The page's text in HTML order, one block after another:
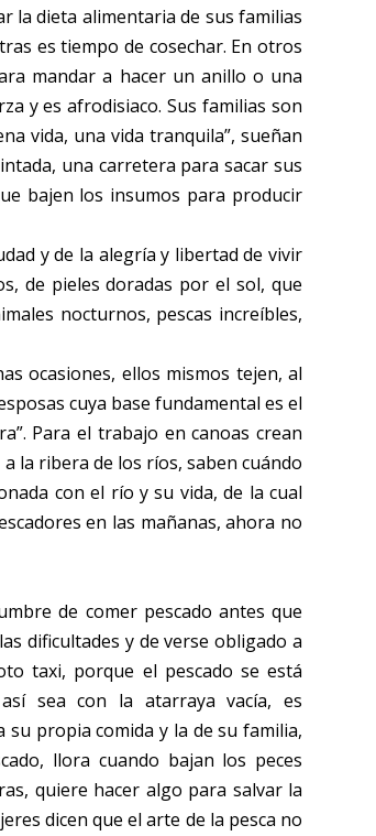
la dieta alimentaria de sus familias
es tiempo de cosechar. En otros
mandar a hacer un anillo o una
y es afrodisiaco. Sus familias son
vida, una vida tranquila”, sueñan
una carretera para sacar sus
bajen los insumos para producir
y de la alegría y libertad de vivir
de pieles doradas por el sol, que
nocturnos, pescas increíbles,
ocasiones, ellos mismos tejen, al
cuya base fundamental es el
Para el trabajo en canoas crean
la ribera de los ríos, saben cuándo
con el río y su vida, de la cual
en las mañanas, ahora no
de comer pescado antes que
dificultades y de verse obligado a
taxi, porque el pescado se está
sea con la atarraya vacía, es
propia comida y la de su familia,
llora cuando bajan los peces
quiere hacer algo para salvar la
dicen que el arte de la pesca no